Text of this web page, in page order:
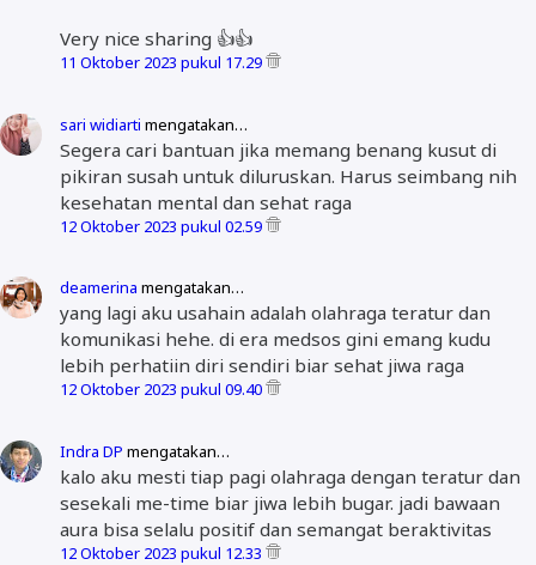
Very nice sharing 👍👍
11 Oktober 2023 pukul 17.29
sari widiarti mengatakan…
Segera cari bantuan jika memang benang kusut di
pikiran susah untuk diluruskan. Harus seimbang nih
kesehatan mental dan sehat raga
12 Oktober 2023 pukul 02.59
deamerina mengatakan…
yang lagi aku usahain adalah olahraga teratur dan
komunikasi hehe. di era medsos gini emang kudu
lebih perhatiin diri sendiri biar sehat jiwa raga
12 Oktober 2023 pukul 09.40
Indra DP mengatakan…
kalo aku mesti tiap pagi olahraga dengan teratur dan
sesekali me-time biar jiwa lebih bugar. jadi bawaan
aura bisa selalu positif dan semangat beraktivitas
12 Oktober 2023 pukul 12.33